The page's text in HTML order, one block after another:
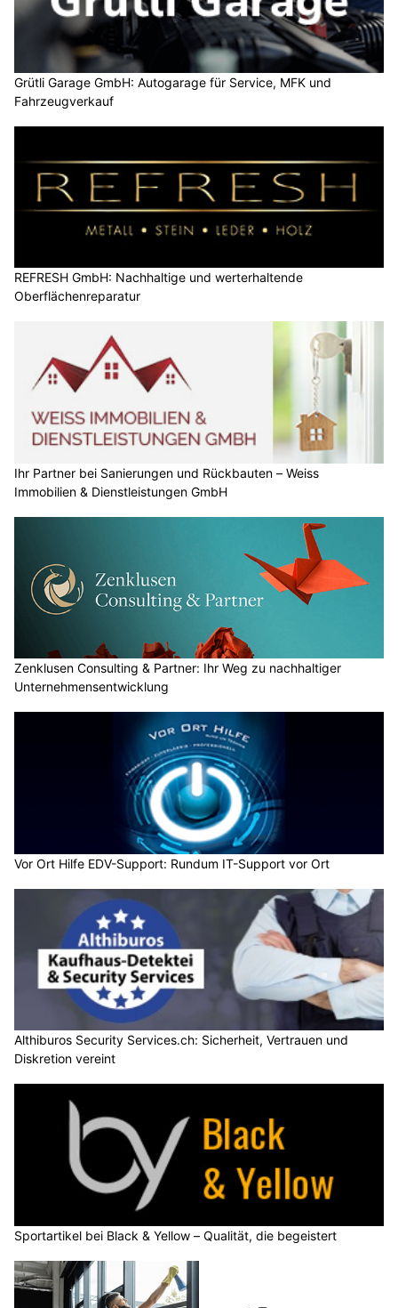
Grütli Garage GmbH: Autogarage für Service, MFK und
Fahrzeugverkauf
REFRESH GmbH: Nachhaltige und werterhaltende
Oberflächenreparatur
Ihr Partner bei Sanierungen und Rückbauten – Weiss
Immobilien & Dienstleistungen GmbH
Zenklusen Consulting & Partner: Ihr Weg zu nachhaltiger
Unternehmensentwicklung
Vor Ort Hilfe EDV-Support: Rundum IT-Support vor Ort
Althiburos Security Services.ch: Sicherheit, Vertrauen und
Diskretion vereint
Sportartikel bei Black & Yellow – Qualität, die begeistert